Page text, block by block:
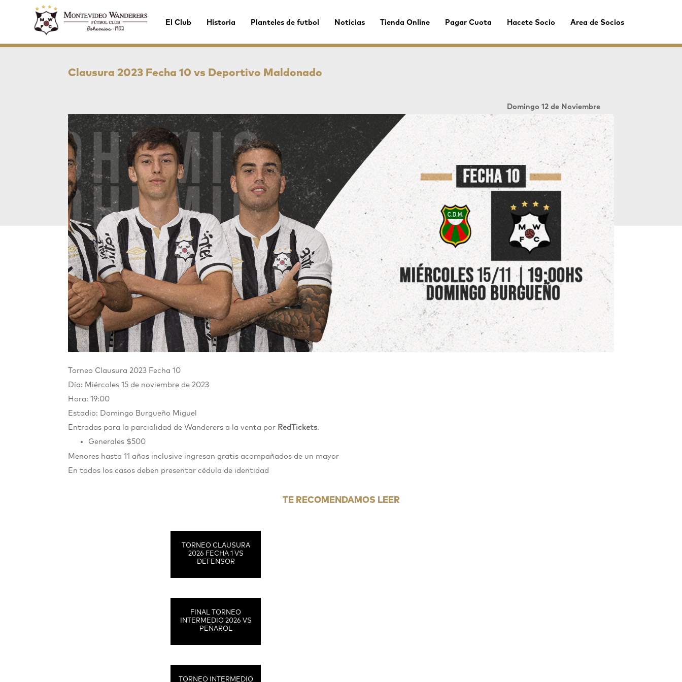
El Club Historia Planteles de futbol Noticias Tienda Online Pagar Cuota Hacete Socio Area de Socios
Clausura 2023 Fecha 10 vs Deportivo Maldonado
Domingo 12 de Noviembre
Torneo Clausura 2023 Fecha 10
Día: Miércoles 15 de noviembre de 2023
Hora: 19:00
Estadio: Domingo Burgueño Miguel
Entradas para la parcialidad de Wanderers a la venta por RedTickets.
Generales $500
Menores hasta 11 años inclusive ingresan gratis acompañados de un mayor
En todos los casos deben presentar cédula de identidad
TE RECOMENDAMOS LEER
TORNEO CLAUSURA
2026 FECHA 1 VS
DEFENSOR
FINAL TORNEO
INTERMEDIO 2026 VS
PEÑAROL
TORNEO INTERMEDIO